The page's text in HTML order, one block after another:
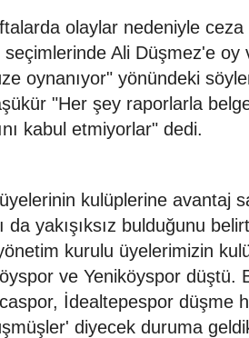
olaylar nedeniyle ceza
seçimlerinde Ali Düşmez'e oy
oynanıyor" yönündeki
"Her şey raporlarla
kabul etmiyorlar" dedi.
kulüplerine avantaj
da yakışıksız bulduğunu
kurulu üyelerimizin
ve Yeniköyspor düştü.
İdealtepespor düşme
diyecek duruma